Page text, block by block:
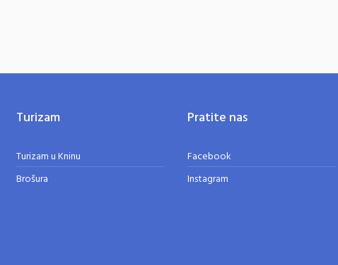
Turizam
Turizam u Kninu
Brošura
Pratite nas
Facebook
Instagram